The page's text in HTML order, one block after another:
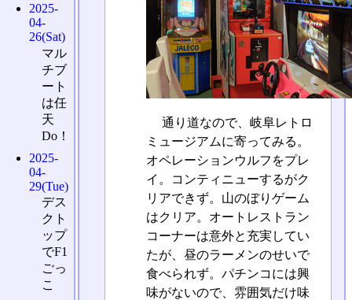
通り道なので、岐阜レトロ
ミュージアムに寄ってみる。
オペレーションウルフをプレ
イ。コンティニューするがク
リアできず。山のぼりゲーム
はクリア。オートレストラン
コーナーは意外と充実してい
たが、昼のラーメンのせいで
食べられず。パチンコには興
味がないので、雰囲気だけ味
2025-
04-
26(Sat)
マル
チブ
ート
は任
天
Do！
2025-
04-
29(Tue)
デス
クト
ップ
でF1
ごっ
こ